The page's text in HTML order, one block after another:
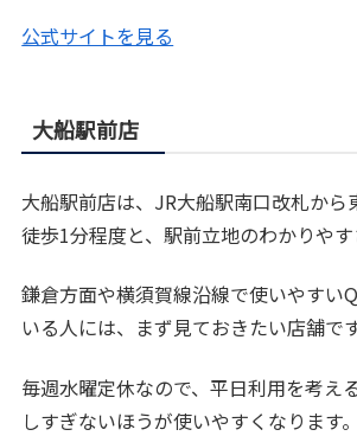
公式サイトを見る
大船駅前店
大船駅前店は、JR大船駅南口改札から
徒歩1分程度と、駅前立地のわかりやす
鎌倉方面や横須賀線沿線で使いやすい
いる人には、まず見ておきたい店舗です
毎週水曜定休なので、平日利用を考え
しすぎないほうが使いやすくなります。